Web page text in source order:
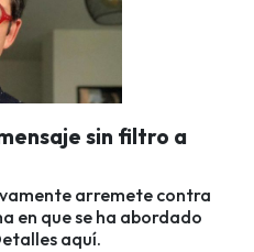
sin filtro a
arremete contra
en que se ha abordado
aquí.